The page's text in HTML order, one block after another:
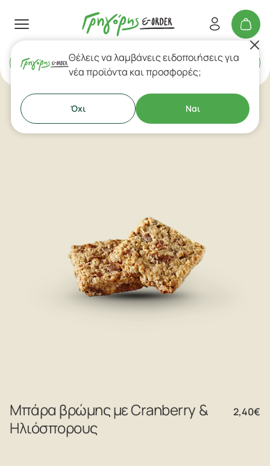
Delivery ή Takeaway
Μπάρα βρώμης με Cranberry &
Ηλιόσπορους
2,40€
Θέλεις να λαμβάνεις ειδοποιήσεις για
νέα προϊόντα και προσφορές;
Όχι Ναι